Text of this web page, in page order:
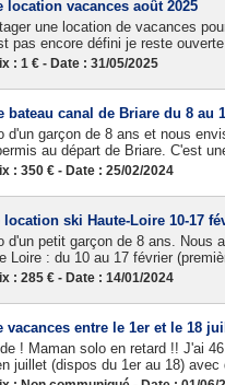
location vacances août 2025
une location de vacances
pas encore défini je reste
: 1 € - Date : 31/05/2025
bateau canal de Briare du 8 au
d'un garçon de 8 ans et nous
au départ de Briare. C'est
: 350 € - Date : 25/02/2024
location ski Haute-Loire 10-17
d'un petit garçon de 8 ans. Nous
Loire : du 10 au 17 février
: 285 € - Date : 14/01/2024
vacances entre le 1er et le 18
! Maman solo en retard !! J'ai
juillet (dispos du 1er au 18)